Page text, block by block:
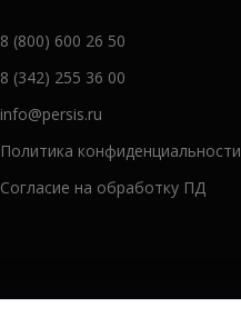
8 (800) 600 26 50
8 (342) 255 36 00
info@persis.ru
Политика конфиденциальности
Согласие на обработку ПД